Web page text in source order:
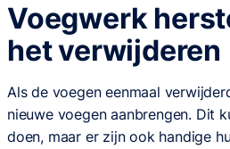
Voegwerk
het verwijderen
Als de voegen eenmaal
nieuwe voegen aanbrengen. Dit
doen, maar er zijn ook handige